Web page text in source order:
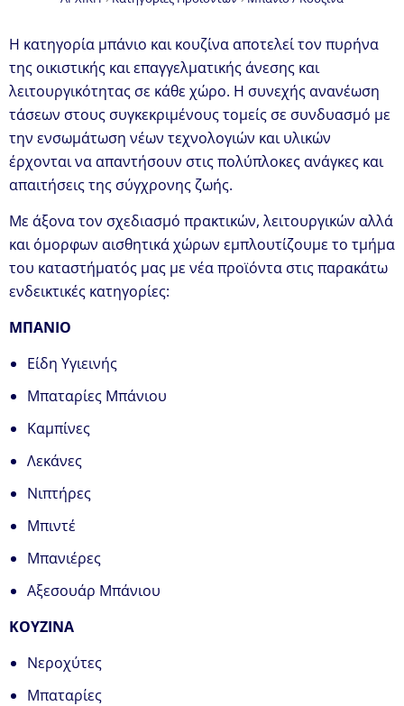
Η κατηγορία μπάνιο και κουζίνα αποτελεί τον πυρήνα
της οικιστικής και επαγγελματικής άνεσης και
λειτουργικότητας σε κάθε χώρο. Η συνεχής ανανέωση
τάσεων στους συγκεκριμένους τομείς σε συνδυασμό με
την ενσωμάτωση νέων τεχνολογιών και υλικών
έρχονται να απαντήσουν στις πολύπλοκες ανάγκες και
απαιτήσεις της σύγχρονης ζωής.
Με άξονα τον σχεδιασμό πρακτικών, λειτουργικών αλλά
και όμορφων αισθητικά χώρων εμπλουτίζουμε το τμήμα
του καταστήματός μας με νέα προϊόντα στις παρακάτω
ενδεικτικές κατηγορίες:
ΜΠΑΝΙΟ
Είδη Υγιεινής
Μπαταρίες Μπάνιου
Καμπίνες
Λεκάνες
Νιπτήρες
Μπιντέ
Μπανιέρες
Αξεσουάρ Μπάνιου
ΚΟΥΖΙΝΑ
Νεροχύτες
Μπαταρίες